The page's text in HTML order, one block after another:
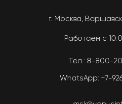
г. Москва,
Работаем с
Тел.: 8-800-
WhatsApp: +7-